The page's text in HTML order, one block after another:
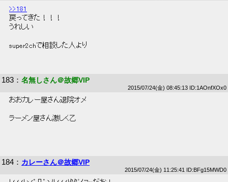
>>181
戻ってきた！！！
うれしい
super2chで相談した人より
183 ： 名無しさん＠故郷VIP
2015/07/24(金) 08:45:13 ID:1AOnfXOx0
おおカレー屋さん退院オメ
ラーメン屋さん激しく乙
184 ： カレーさん＠故郷VIP
2015/07/24(金) 11:25:41 ID:BFg15MWD0